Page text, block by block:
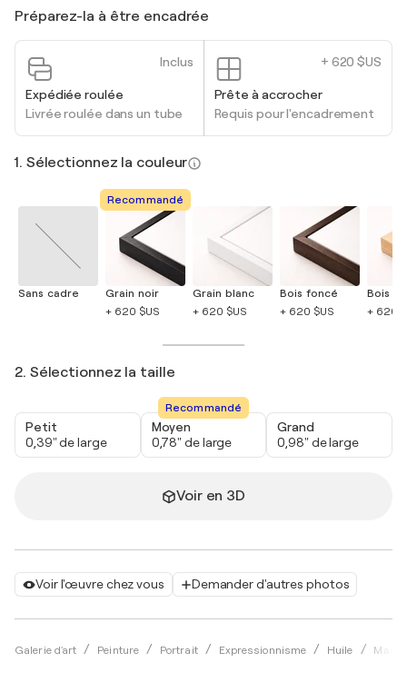
Voir l'œuvre chez vous Demander d'autres photos
Galerie d'art Peinture Portrait Expressionnisme Huile Mario
Préparez-la à être encadrée
Inclus
Expédiée roulée
Livrée roulée dans un tube
+ 620 $US
Prête à accrocher
Requis pour l'encadrement
1. Sélectionnez la couleur
Sans cadre
Recommandé
Grain noir
+ 620 $US
Grain blanc
+ 620 $US
Bois foncé
+ 620 $US
Bois
+ 620
2. Sélectionnez la taille
Petit
0,39" de large
Recommandé
Moyen
0,78" de large
Grand
0,98" de large
Voir en 3D